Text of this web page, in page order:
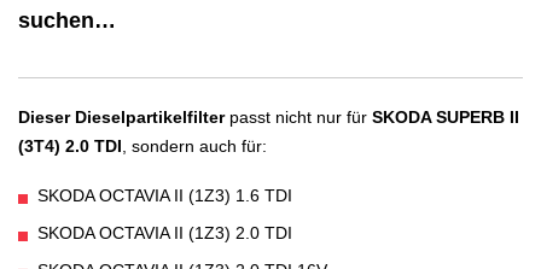
suchen…
Dieser Dieselpartikelfilterpasst nicht nur für SKODA SUPERB II
(3T4) 2.0 TDI , sondern auch für:
SKODA OCTAVIA II (1Z3) 1.6 TDI
SKODA OCTAVIA II (1Z3) 2.0 TDI